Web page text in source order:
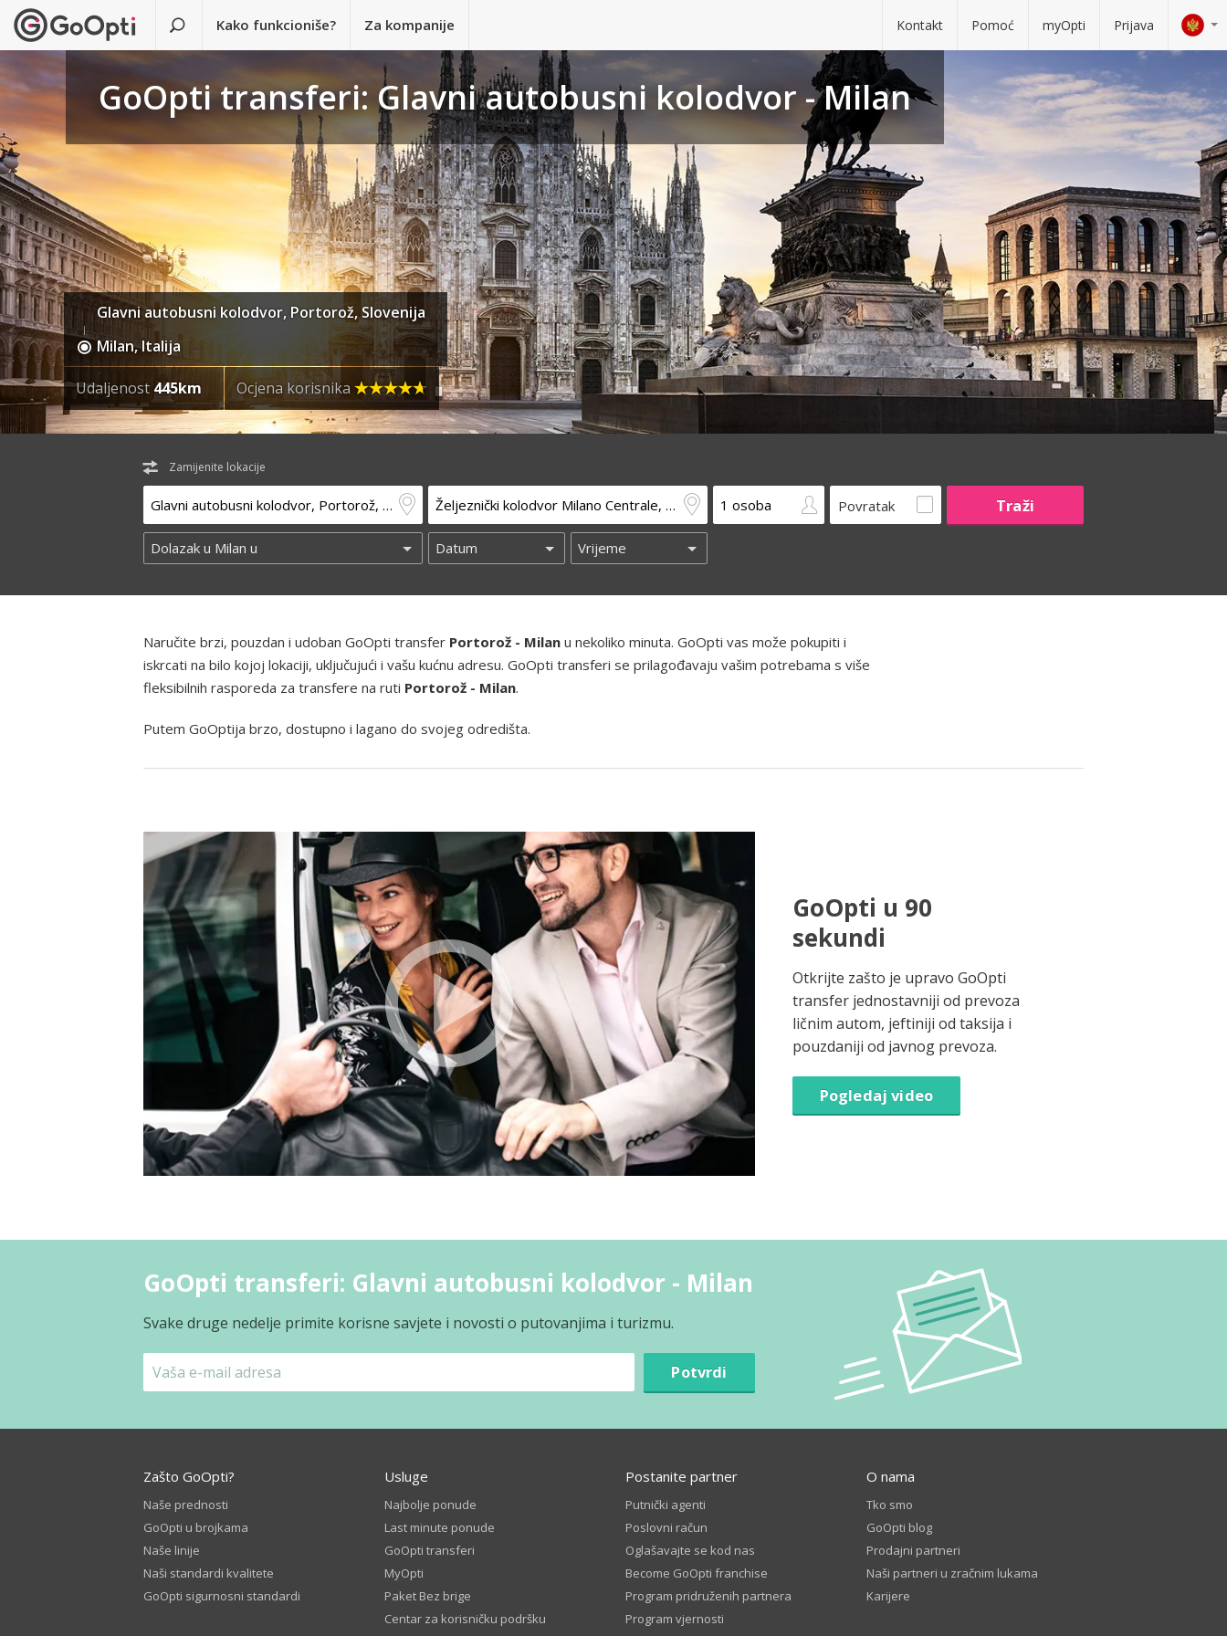
Kako funkcioniše? Za kompanije Kontakt Pomoć myOpti Prijava
GoOpti transferi: Glavni autobusni kolodvor - Milan
Glavni autobusni kolodvor, Portorož, Slovenija
Milan, Italija
Udaljenost 445km Ocjena korisnika
Zamijenite lokacije
Povratak
Naručite brzi, pouzdan i udoban GoOpti transfer Portorož - Milan u nekoliko minuta. GoOpti vas može pokupiti i
iskrcati na bilo kojoj lokaciji, uključujući i vašu kućnu adresu. GoOpti transferi se prilagođavaju vašim potrebama s više
fleksibilnih rasporeda za transfere na ruti Portorož - Milan.
Putem GoOptija brzo, dostupno i lagano do svojeg odredišta.
GoOpti u 90
sekundi
Otkrijte zašto je upravo GoOpti
transfer jednostavniji od prevoza
ličnim autom, jeftiniji od taksija i
pouzdaniji od javnog prevoza.
Pogledaj video
GoOpti transferi: Glavni autobusni kolodvor - Milan
Svake druge nedelje primite korisne savjete i novosti o putovanjima i turizmu.
Potvrdi
Zašto GoOpti?
Naše prednosti
GoOpti u brojkama
Naše linije
Naši standardi kvalitete
GoOpti sigurnosni standardi
Usluge
Najbolje ponude
Last minute ponude
GoOpti transferi
MyOpti
Paket Bez brige
Centar za korisničku podršku
Postanite partner
Putnički agenti
Poslovni račun
Oglašavajte se kod nas
Become GoOpti franchise
Program pridruženih partnera
Program vjernosti
O nama
Tko smo
GoOpti blog
Prodajni partneri
Naši partneri u zračnim lukama
Karijere